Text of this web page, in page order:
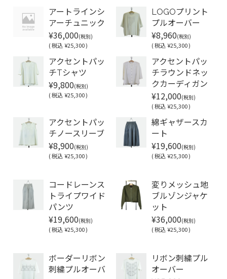
アートラインシ
アーチュニック
¥36,000(税別)
(税込¥25,300 )
LOGOプリント
プルオーバー
¥8,960(税別)
(税込 ¥25,300 )
アクセントパッ
チTシャツ
¥9,800(税別)
(税込¥25,300 )
アクセントパッ
チラウンドネッ
クカーディガン
¥12,000(税別)
(税込 ¥25,300 )
アクセントパッ
チノースリーブ
¥8,900(税別)
(税込¥25,300 )
綿ギャザースカ
ート
¥19,600(税別)
(税込 ¥25,300 )
コードレーンス
トライプワイド
パンツ
¥19,600(税別)
(税込¥25,300 )
変りメッシュ地
ブルゾンジャケ
ット
¥36,000(税別)
(税込 ¥25,300 )
ボーダーリボン
刺繍プルオーバ
リボン刺繍プル
オーバー